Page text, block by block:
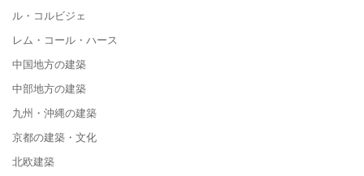
ル・コルビジェ
レム・コール・ハース
中国地方の建築
中部地方の建築
九州・沖縄の建築
京都の建築・文化
北欧建築